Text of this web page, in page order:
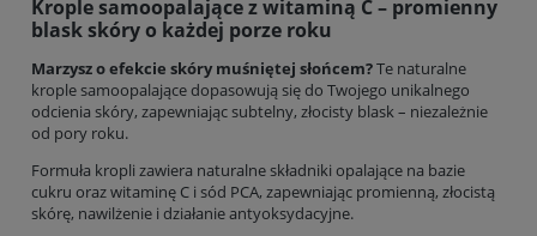
Krople samoopalające z witaminą C – promienny
blask skóry o każdej porze roku
Marzysz o efekcie skóry muśniętej słońcem?Te naturalne
krople samoopalające dopasowują się do Twojego unikalnego
odcienia skóry, zapewniając subtelny, złocisty blask – niezależnie
od pory roku.
Formuła kropli zawiera naturalne składniki opalające na bazie
cukru oraz witaminę C i sód PCA, zapewniając promienną, złocistą
skórę, nawilżenie i działanie antyoksydacyjne.